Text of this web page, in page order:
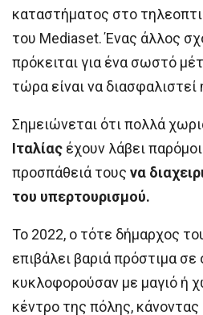
καταστήματος στο
του Mediaset. Ένας άλλος
πρόκειται για ένα σωστό
τώρα είναι να
Σημειώνεται ότι πολλά
Ιταλίας έχουν λάβει
προσπάθειά τους να
του υπερτουρισμού.
Το 2022, ο τότε δήμαρχος
επιβάλει βαριά πρόστιμα σε
κυκλοφορούσαν με μαγιό ή
κέντρο της πόλης, κάνοντας